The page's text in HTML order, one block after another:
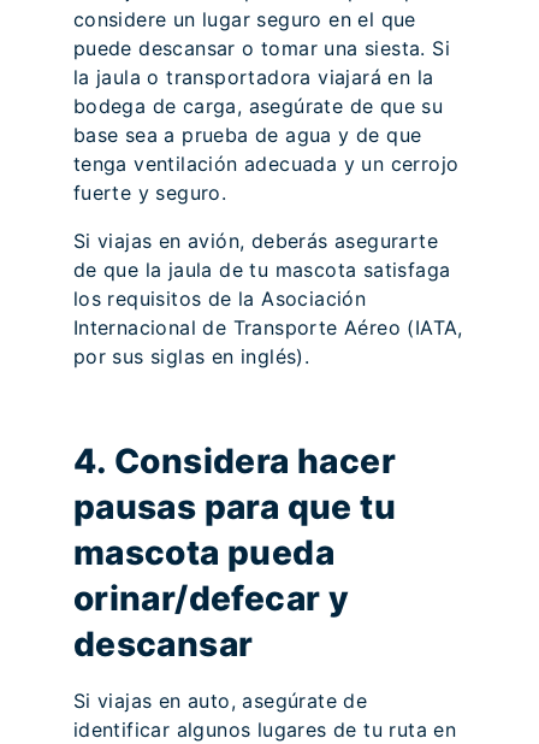
considere un lugar seguro en el que
puede descansar o tomar una siesta. Si
la jaula o transportadora viajará en la
bodega de carga, asegúrate de que su
base sea a prueba de agua y de que
tenga ventilación adecuada y un cerrojo
fuerte y seguro.
Si viajas en avión, deberás asegurarte
de que la jaula de tu mascota satisfaga
los requisitos de la Asociación
Internacional de Transporte Aéreo (IATA,
por sus siglas en inglés).
4. Considera hacer
pausas para que tu
mascota pueda
orinar/defecar y
descansar
Si viajas en auto, asegúrate de
identificar algunos lugares de tu ruta en